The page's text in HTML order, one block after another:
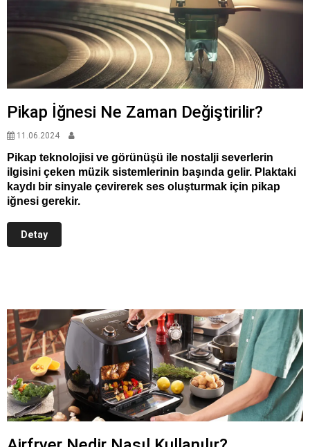
Pikap İğnesi Ne Zaman Değiştirilir?
11.06.2024
Pikap teknolojisi ve görünüşü ile nostalji severlerin
ilgisini çeken müzik sistemlerinin başında gelir. Plaktaki
kaydı bir sinyale çevirerek ses oluşturmak için pikap
iğnesi gerekir.
Detay